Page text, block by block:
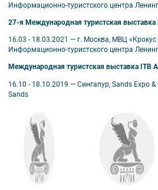
Информационно-туристского центра
27-я Международная туристская выставка
16.03 - 18.03.2021 — г. Москва, МВЦ «Крокус
Информационно-туристского центра
Международная туристская выставка ITB
16.10 - 18.10.2019 — Сингапур, Sands Expo
Sands